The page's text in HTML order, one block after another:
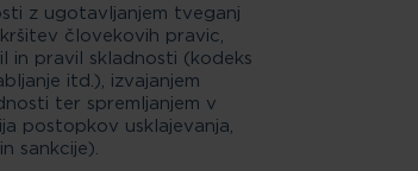
z ugotavljanjem tveganj
človekovih pravic,
in pravil skladnosti (kodeks
itd.), izvajanjem
ter spremljanjem v
postopkov usklajevanja,
sankcije).